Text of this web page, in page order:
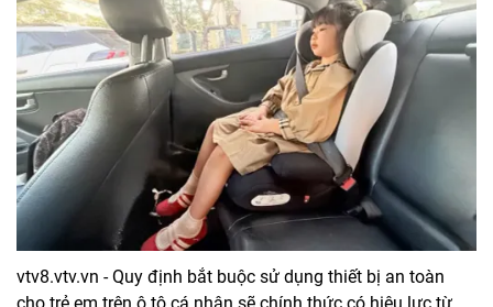
vtv8.vtv.vn - Quy định bắt buộc sử dụng thiết bị an toàn